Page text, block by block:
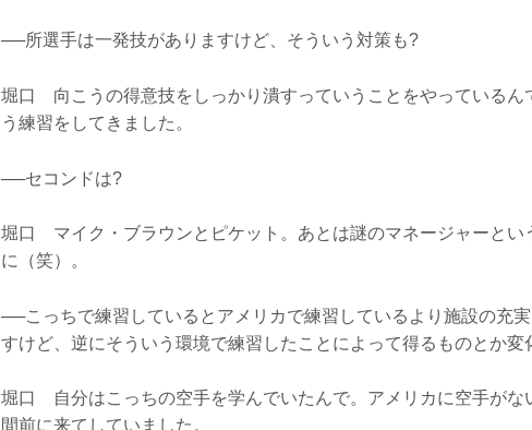
──所選手は一発技がありますけど、そういう対策も?
堀口 向こうの得意技をしっかり潰すっていうことをやっているん
う練習をしてきました。
──セコンドは?
堀口 マイク・ブラウンとピケット。あとは謎のマネージャーとい
に（笑）。
──こっちで練習しているとアメリカで練習しているより施設の充
すけど、逆にそういう環境で練習したことによって得るものとか変
堀口 自分はこっちの空手を学んでいたんで。アメリカに空手がな
間前に来てしていました。